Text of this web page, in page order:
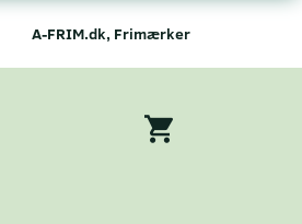
A-FRIM.dk, Frimærker